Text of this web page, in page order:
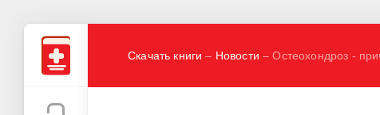
Скачать книги – Новости – Остеохондроз -